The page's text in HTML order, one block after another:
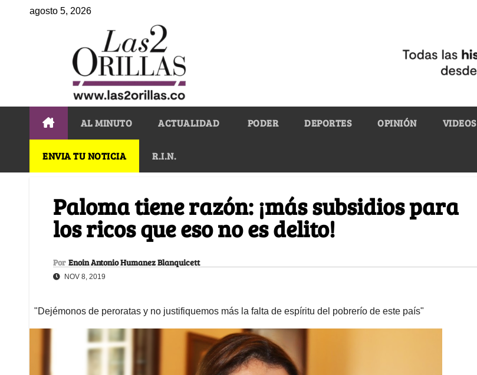
agosto 5, 2026
AL MINUTO ACTUALIDAD PODER DEPORTES OPINIÓN VIDEOS
ENVIA TU NOTICIA R.I.N.
Paloma tiene razón: ¡más subsidios para
los ricos que eso no es delito!
Por Enoin Antonio Humanez Blanquicett
NOV 8, 2019
"Dejémonos de peroratas y no justifiquemos más la falta de espíritu del pobrerío de este país"